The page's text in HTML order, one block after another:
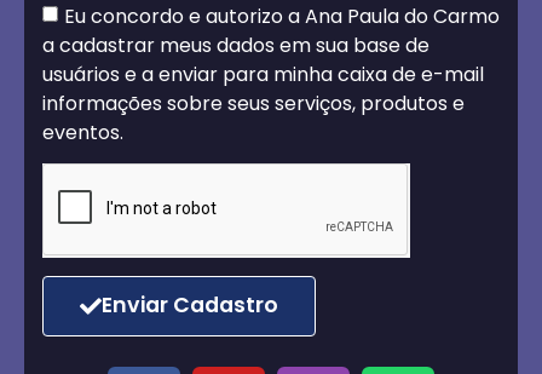
Eu concordo e autorizo a Ana Paula do Carmo
a cadastrar meus dados em sua base de
usuários e a enviar para minha caixa de e-mail
informações sobre seus serviços, produtos e
eventos.
Enviar Cadastro